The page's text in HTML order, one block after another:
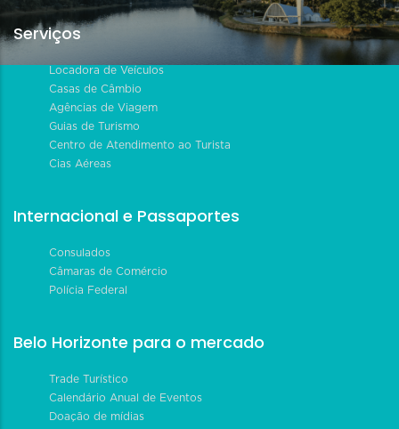
Serviços
Locadora de Veículos
Casas de Câmbio
Agências de Viagem
Guias de Turismo
Centro de Atendimento ao Turista
Cias Aéreas
Internacional e Passaportes
Consulados
Câmaras de Comércio
Polícia Federal
Belo Horizonte para o mercado
Trade Turístico
Calendário Anual de Eventos
Doação de mídias